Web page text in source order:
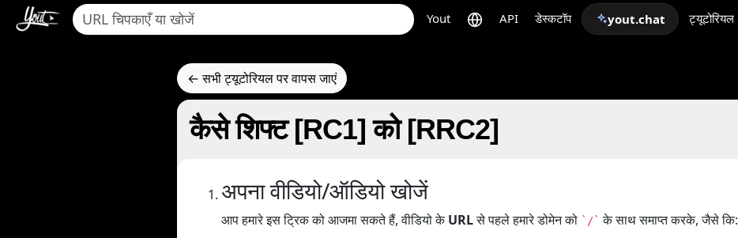
Yout API डेस्कटॉप yout.chat ट्यूटोरियल
← सभी ट्यूटोरियल पर वापस जाएं
कैसे शिफ्ट [RC1] को [RRC2]
अपना वीडियो/ऑडियो खोजें
आप हमारे इस ट्रिक को आजमा सकते हैं, वीडियो केURLसे पहले हमारे डोमेन को `/` के साथ समाप्त करके, जैसे कि: